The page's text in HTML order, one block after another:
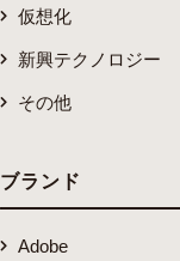
仮想化
新興テクノロジー
その他
ブランド
Adobe